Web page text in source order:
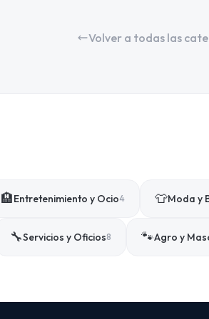
Volver a todas las
🏨Entretenimiento y Ocio4 👕Moda y
🔧Servicios y Oficios8 🐾Agro y